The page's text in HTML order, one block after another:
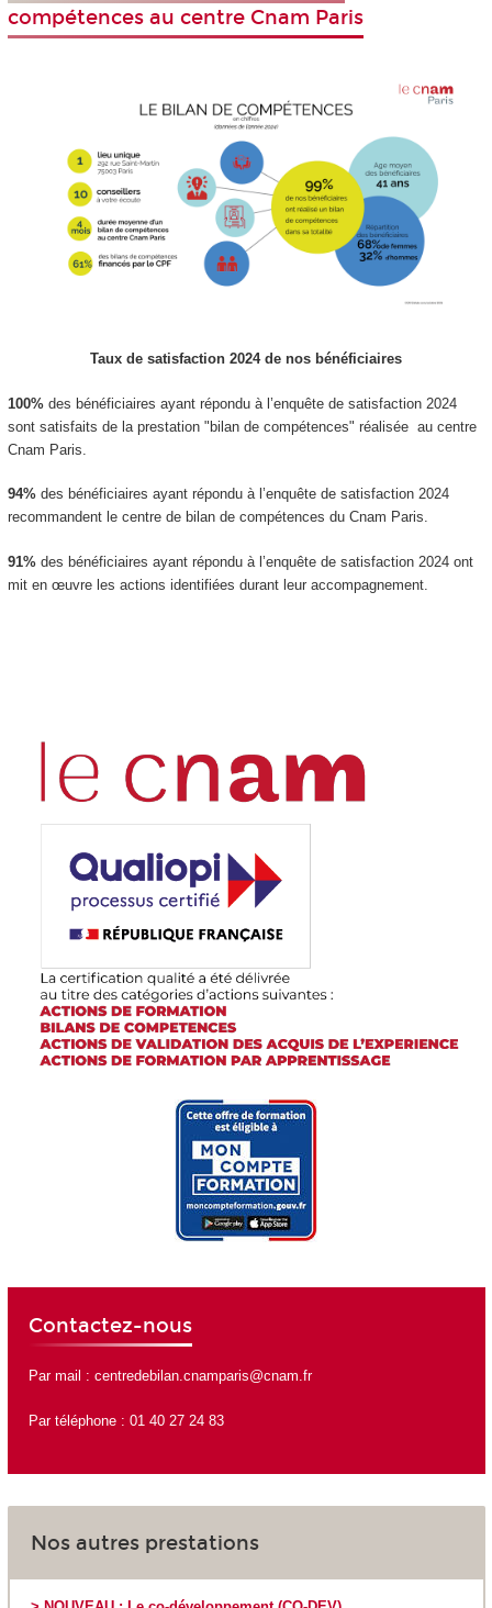
compétences au centre Cnam Paris
Taux de satisfaction 2024 de nos bénéficiaires
100% des bénéficiaires ayant répondu à l’enquête de satisfaction 2024
sont satisfaits de la prestation "bilan de compétences" réalisée au centre
Cnam Paris.
94% des bénéficiaires ayant répondu à l’enquête de satisfaction 2024
recommandent le centre de bilan de compétences du Cnam Paris.
91% des bénéficiaires ayant répondu à l’enquête de satisfaction 2024 ont
mit en œuvre les actions identifiées durant leur accompagnement.
Contactez-nous
Par mail : centredebilan.cnamparis@cnam.fr
Par téléphone : 01 40 27 24 83
Nos autres prestations